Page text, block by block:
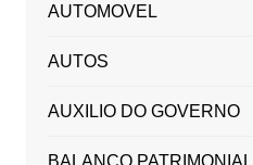
AUTOMOVEL
AUTOS
AUXILIO DO GOVERNO
BALANÇO PATRIMONIAL